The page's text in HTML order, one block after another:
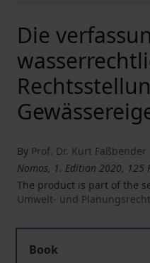
Die
By Prof. Dr. Kurt Faßbender
Nomos, 1. Edition 2020, 125
The product is part of the
Umwelt- und Planungsrecht
Book